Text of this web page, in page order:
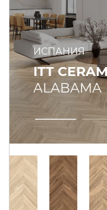
ИСПАНИЯ
ITT
ALABAMA